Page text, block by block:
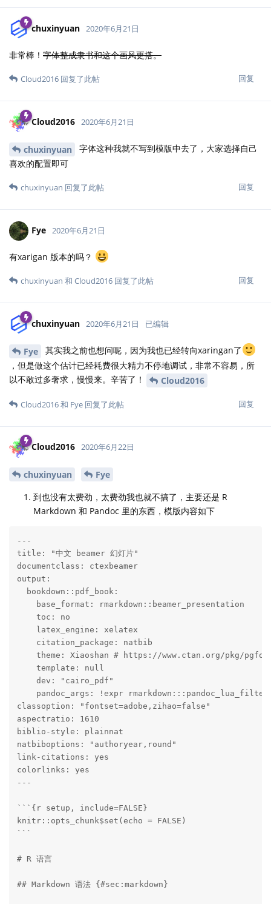
chuxinyuan 2020年6月21日
非常棒！ 字体整成隶书和这个画风更搭。
回复
Cloud2016 回复了此帖
Cloud2016 2020年6月21日
chuxinyuan
字体这种我就不写到模版中去了，大家选择自己
喜欢的配置即可
回复
chuxinyuan 回复了此帖
Fye 2020年6月21日
有xarigan 版本的吗？
回复
chuxinyuan 和 Cloud2016 回复了此帖
chuxinyuan 2020年6月21日 已编辑
Fye
其实我之前也想问呢，因为我也已经转向xaringan了
，但是做这个估计已经耗费很大精力不停地调试，非常不容易，所
以不敢过多奢求，慢慢来。辛苦了！
Cloud2016
回复
Cloud2016和 Fye 回复了此帖
Cloud2016 2020年6月22日
chuxinyuan
Fye
到也没有太费劲，太费劲我也就不搞了，主要还是 R
Markdown 和 Pandoc 里的东西，模版内容如下
---
title: "中文 beamer 幻灯片"
documentclass: ctexbeamer
output:
  bookdown::pdf_book:
    base_format: rmarkdown::beamer_presentation
    toc: no
    latex_engine: xelatex
    citation_package: natbib
theme: Xiaoshan # https://www.ctan.org/pkg/
    template: null
    dev: "cairo_pdf"
pandoc_args: !expr
classoption: "fontset=adobe,zihao=false"
aspectratio: 1610
biblio-style: plainnat
natbiboptions: "authoryear,round"
link-citations: yes
colorlinks: yes
---
```{r setup, include=FALSE}
knitr::opts_chunk$set(echo = FALSE)
```
# R 语言
## Markdown 语法 {#sec:markdown}